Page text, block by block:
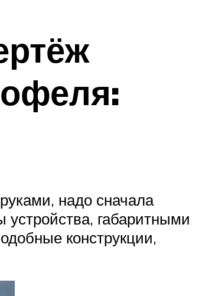
надо сначала
устройства, габаритными
конструкции,